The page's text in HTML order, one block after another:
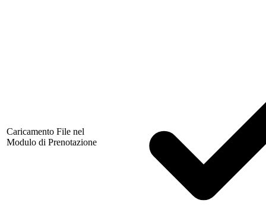
Caricamento File nel
Modulo di Prenotazione